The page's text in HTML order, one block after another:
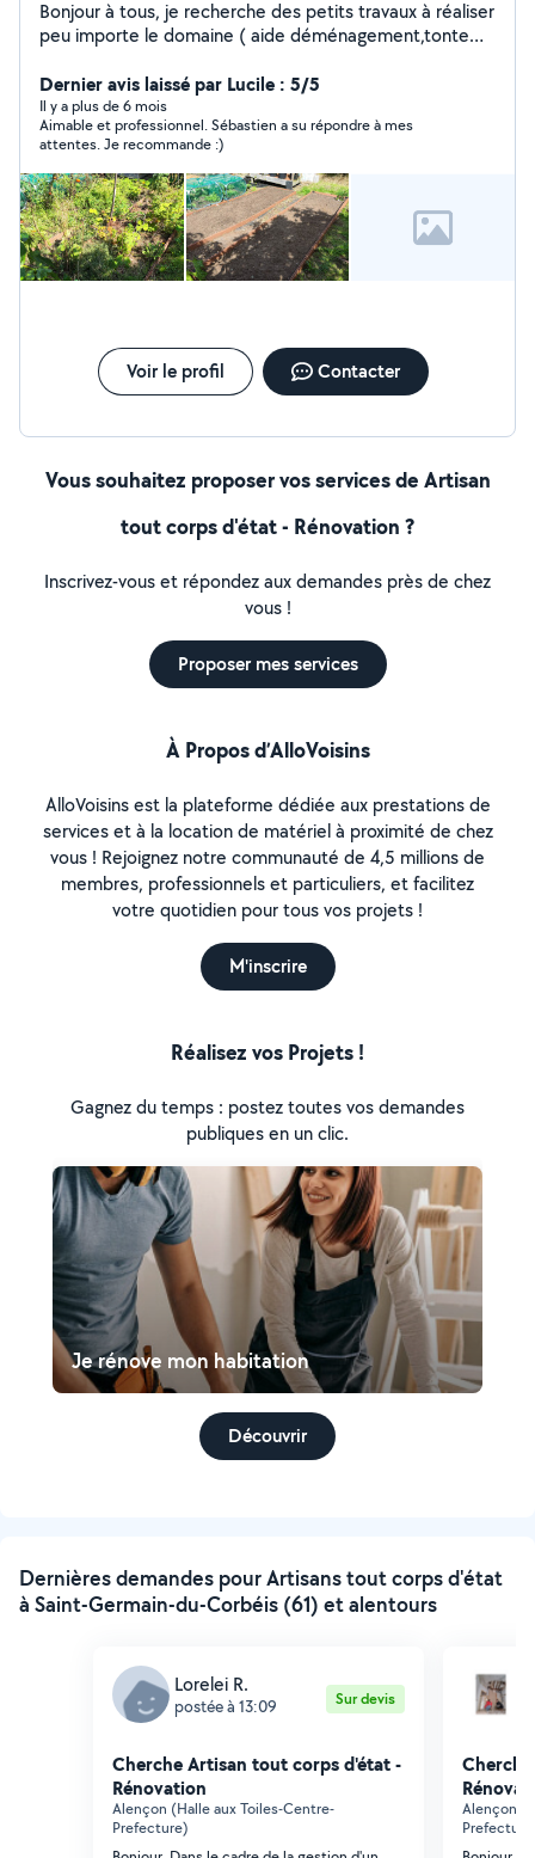
Bonjour à tous, je recherche des petits travaux à réaliser
peu importe le domaine ( aide déménagement,tonte
ancien artisan charpentier couvreur Étant en
reconversion professionnelle et travaillant sous forme
d'astreintes actuellement je suis disponible
régulièrement pour répondre à vos demandes. Travail
soigné, ponctualité, rapidité
Dernier avis laissé par Lucile : 5/5
Il y a plus de 6 mois
Aimable et professionnel. Sébastien a su répondre à mes
attentes. Je recommande :)
Voir le profil Contacter
Vous souhaitez proposer vos services de Artisan
tout corps d'état - Rénovation ?
Inscrivez-vous et répondez aux demandes près de chez
vous !
Proposer mes services
À Propos d’AlloVoisins
AlloVoisins est la plateforme dédiée aux prestations de
services et à la location de matériel à proximité de chez
vous ! Rejoignez notre communauté de 4,5 millions de
membres, professionnels et particuliers, et facilitez
votre quotidien pour tous vos projets !
M'inscrire
Réalisez vos Projets !
Gagnez du temps : postez toutes vos demandes
publiques en un clic.
Je rénove mon habitation
Découvrir
Dernières demandes pour Artisans tout corps d'état
à Saint-Germain-du-Corbéis (61) et alentours
Lorelei R.
postée à 13:09 Sur devis
Cherche Artisan tout corps d'état -
Rénovation
Alençon (Halle aux Toiles-Centre-
Prefecture)
Alençon